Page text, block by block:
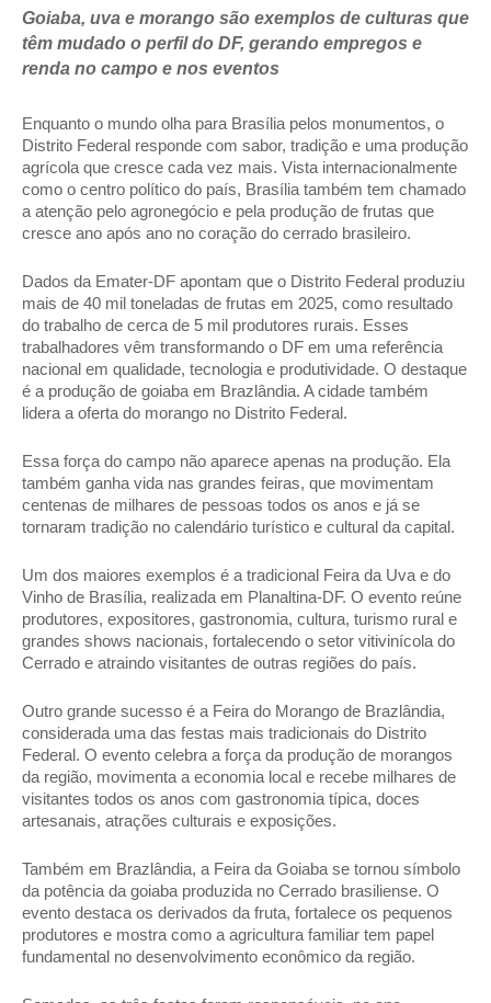
Goiaba, uva e morango são exemplos de culturas que
têm mudado o perfil do DF, gerando empregos e
renda no campo e nos eventos
Enquanto o mundo olha para Brasília pelos monumentos, o
Distrito Federal responde com sabor, tradição e uma produção
agrícola que cresce cada vez mais. Vista internacionalmente
como o centro político do país, Brasília também tem chamado
a atenção pelo agronegócio e pela produção de frutas que
cresce ano após ano no coração do cerrado brasileiro.
Dados da Emater-DF apontam que o Distrito Federal produziu
mais de 40 mil toneladas de frutas em 2025, como resultado
do trabalho de cerca de 5 mil produtores rurais. Esses
trabalhadores vêm transformando o DF em uma referência
nacional em qualidade, tecnologia e produtividade. O destaque
é a produção de goiaba em Brazlândia. A cidade também
lidera a oferta do morango no Distrito Federal.
Essa força do campo não aparece apenas na produção. Ela
também ganha vida nas grandes feiras, que movimentam
centenas de milhares de pessoas todos os anos e já se
tornaram tradição no calendário turístico e cultural da capital.
Um dos maiores exemplos é a tradicional Feira da Uva e do
Vinho de Brasília, realizada em Planaltina-DF. O evento reúne
produtores, expositores, gastronomia, cultura, turismo rural e
grandes shows nacionais, fortalecendo o setor vitivinícola do
Cerrado e atraindo visitantes de outras regiões do país.
Outro grande sucesso é a Feira do Morango de Brazlândia,
considerada uma das festas mais tradicionais do Distrito
Federal. O evento celebra a força da produção de morangos
da região, movimenta a economia local e recebe milhares de
visitantes todos os anos com gastronomia típica, doces
artesanais, atrações culturais e exposições.
Também em Brazlândia, a Feira da Goiaba se tornou símbolo
da potência da goiaba produzida no Cerrado brasiliense. O
evento destaca os derivados da fruta, fortalece os pequenos
produtores e mostra como a agricultura familiar tem papel
fundamental no desenvolvimento econômico da região.